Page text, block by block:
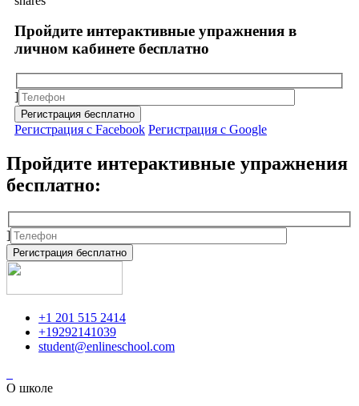
Пройдите интерактивные упражнения в
личном кабинете бесплатно
]
Регистрация с Facebook Регистрация с Google
Пройдите интерактивные упражнения
бесплатно:
]
+1 201 515 2414
+19292141039
student@enlineschool.com
О школе